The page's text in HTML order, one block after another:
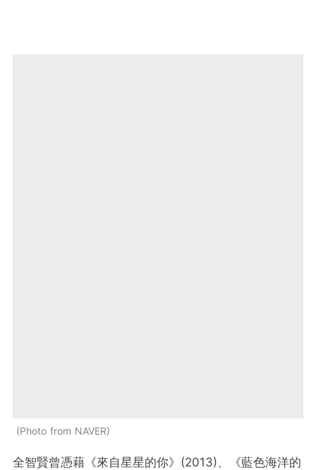
Photo from NAVER
全智賢曾憑藉《來自星星的你》(2013)、《藍色海洋的